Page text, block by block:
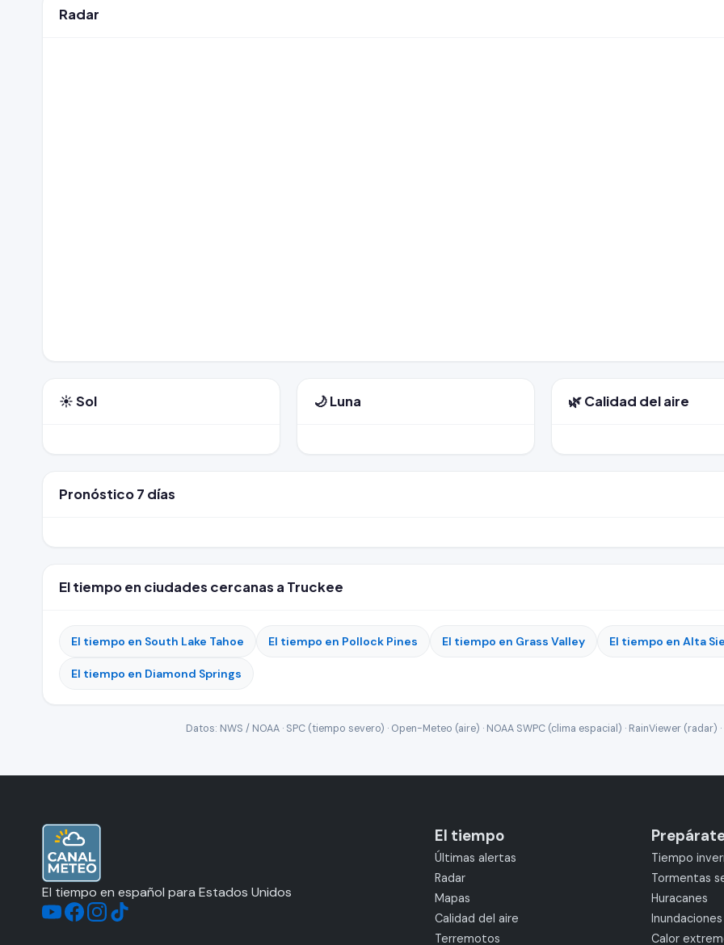
Radar
☀️ Sol 🌙 Luna 🌿 Calidad del aire
Pronóstico 7 días
El tiempo en ciudades cercanas a Truckee
El tiempo en South Lake Tahoe El tiempo en Pollock Pines El tiempo en Grass Valley El tiempo en Alta
El tiempo en Diamond Springs
Datos: NWS / NOAA · SPC (tiempo severo) · Open-Meteo (aire) · NOAA SWPC (clima espacial) · RainViewer (radar)
El tiempo en español para Estados Unidos
El tiempo
Últimas alertas
Radar
Mapas
Calidad del aire
Terremotos
Tiempo
Tormentas
Huracanes
Inundaciones
Calor